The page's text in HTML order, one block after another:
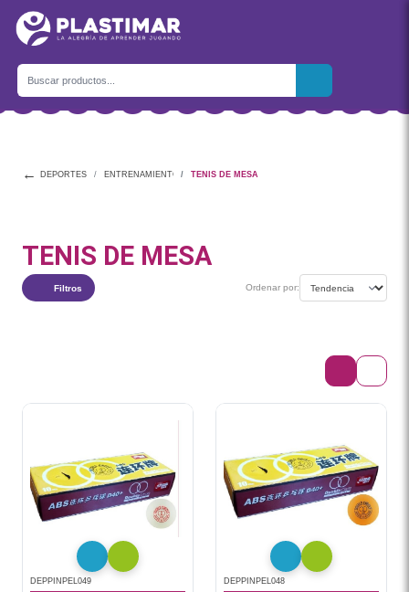
← DEPORTES ENTRENAMIENTO Y ACTIVIDADES
TENIS DE MESA
TENIS DE MESA
Filtros Ordenar por:
DEPPINPEL049 DEPPINPEL048